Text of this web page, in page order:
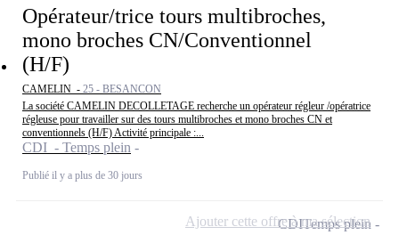
Opérateur/trice tours multibroches,
mono broches CN/Conventionnel
(H/F)
CAMELIN - 25 - BESANCON
La société CAMELIN DECOLLETAGE recherche un opérateur régleur /opératrice
régleuse pour travailler sur des tours multibroches et mono broches CN et
conventionnels (H/F) Activité principale :...
CDI - Temps plein
Publié il y a plus de 30 jours
CDITemps plein
Ajouter cette offre à ma sélection